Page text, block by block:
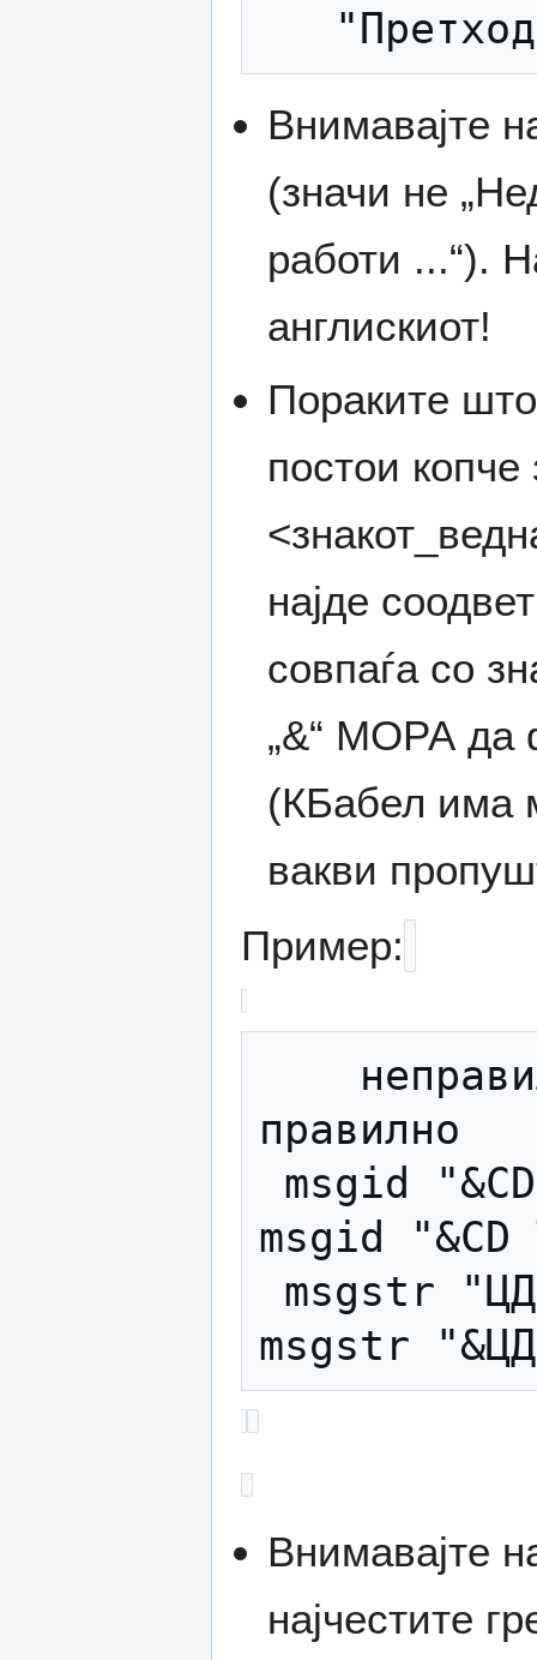
Внимавајте
(значи не
работи ...“).
англискиот!
Пораките што
постои
најде
совпаѓа со
„&“ МОРА да
(КБабел има
вакви
Пример:
правилно
msgid
Внимавајте
најчестите